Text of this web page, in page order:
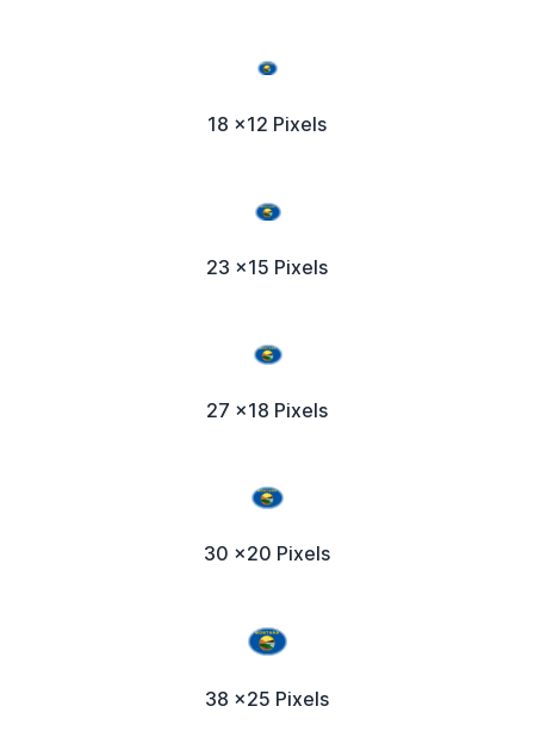
18 x12 Pixels
23 x15 Pixels
27 x18 Pixels
30 x20 Pixels
38 x25 Pixels